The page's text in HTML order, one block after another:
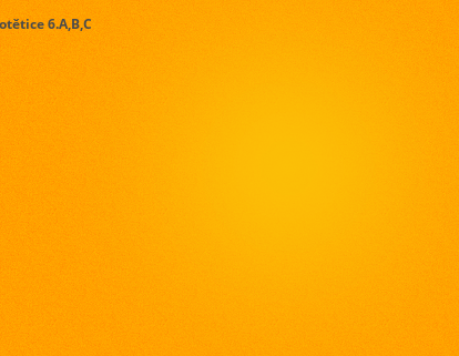
6.A,B,C